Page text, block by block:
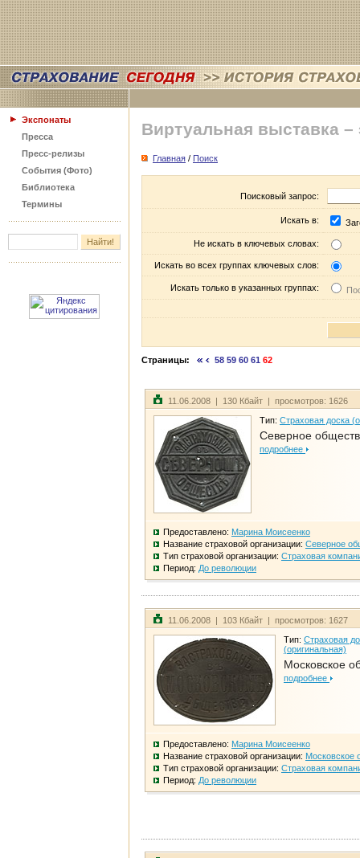
Экспонаты
Пресса
Пресс-релизы
События (Фото)
Библиотека
Термины
Виртуальная выставка –
Главная / Поиск
Поисковый запрос:
Искать в:
Не искать в ключевых словах:
Искать во всех группах ключевых слов:
Искать только в указанных группах:
Страницы: 58 59 60 61 62
11.06.2008 | 130 Кбайт | просмотров: 1626
Тип: Страховая доска
Северное
подробнее
Предоставлено: Марина Моисеенко
Название страховой организации: Северное
Тип страховой организации: Страховая
Период: До революции
11.06.2008 | 103 Кбайт | просмотров: 1627
Тип: Страховая
(оригинальная)
Московское
подробнее
Предоставлено: Марина Моисеенко
Название страховой организации: Московское
Тип страховой организации: Страховая
Период: До революции